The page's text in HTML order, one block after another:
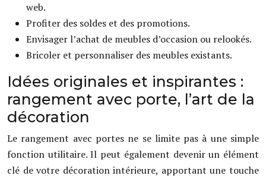
web.
Profiter des soldes et des promotions.
Envisager l’achat de meubles d’occasion ou relookés.
Bricoler et personnaliser des meubles existants.
Idées originales et inspirantes :
rangement avec porte, l’art de la
décoration
Le rangement avec portes ne se limite pas à une simple
fonction utilitaire. Il peut également devenir un élément
clé de votre décoration intérieure, apportant une touche